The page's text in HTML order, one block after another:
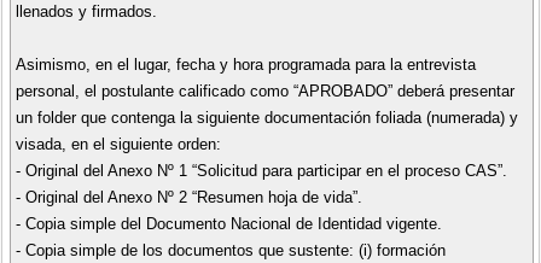
llenados y firmados.
Asimismo, en el lugar, fecha y hora programada para la entrevista
personal, el postulante calificado como “APROBADO” deberá presentar
un folder que contenga la siguiente documentación foliada (numerada) y
visada, en el siguiente orden:
- Original del Anexo Nº 1 “Solicitud para participar en el proceso CAS”.
- Original del Anexo Nº 2 “Resumen hoja de vida”.
- Copia simple del Documento Nacional de Identidad vigente.
- Copia simple de los documentos que sustente: (i) formación